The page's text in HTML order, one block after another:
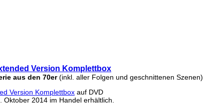
Version Komplettbox
aus den 70er(inkl. aller Folgen und geschnittenen Szenen)
Version Komplettbox auf DVD
Oktober 2014 im Handel erhältlich.